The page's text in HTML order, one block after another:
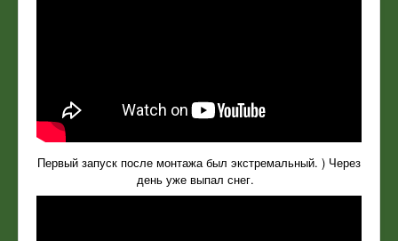
Первый запуск после монтажа был экстремальный. ) Через
день уже выпал снег.